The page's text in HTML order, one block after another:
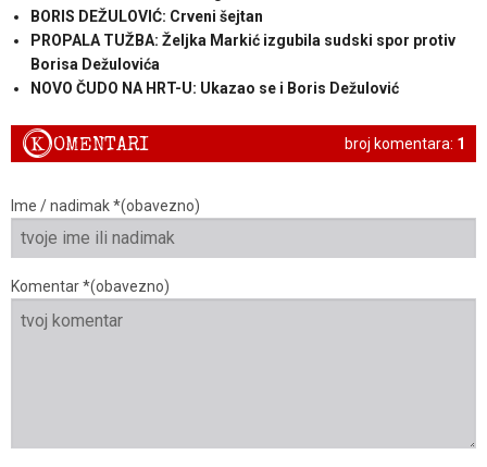
BORIS DEŽULOVIĆ: Crveni šejtan
PROPALA TUŽBA: Željka Markić izgubila sudski spor protiv
Borisa Dežulovića
NOVO ČUDO NA HRT-U: Ukazao se i Boris Dežulović
broj komentara: 1
KOMENTARI
Ime / nadimak *(obavezno)
Komentar *(obavezno)